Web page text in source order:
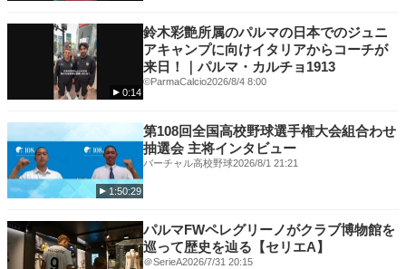
0:14
鈴木彩艶所属のパルマの日本でのジュニ
アキャンプに向けイタリアからコーチが
来日！｜パルマ・カルチョ1913
©️ParmaCalcio2026/8/4 8:00
1:50:29
第108回全国高校野球選手権大会組合わせ
抽選会 主将インタビュー
バーチャル高校野球2026/8/1 21:21
パルマFWペレグリーノがクラブ博物館を
巡って歴史を辿る【セリエA】
＠SerieA2026/7/31 20:15